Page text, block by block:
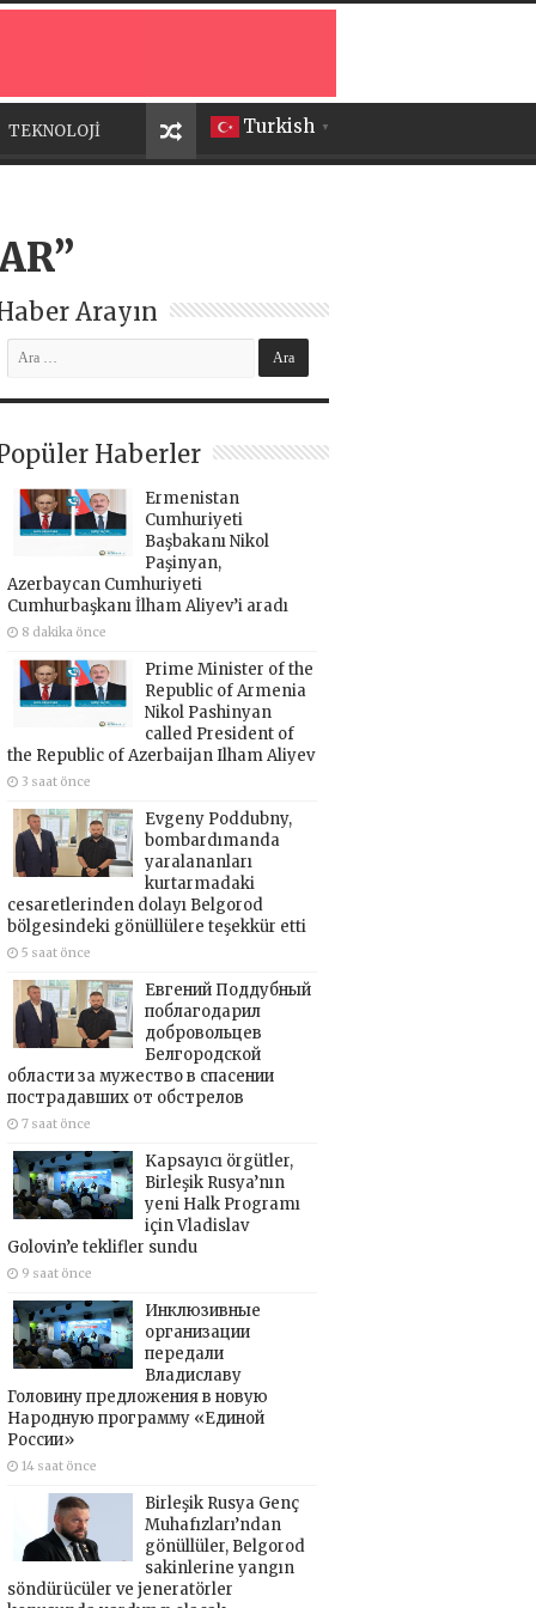
Turkish ▼
TEKNOLOJİ
Arayın
Haberler
Ermenistan
Cumhuriyeti
Başbakanı Nikol
Paşinyan,
Azerbaycan Cumhuriyeti
Cumhurbaşkanı İlham Aliyev’i aradı
8 dakika önce
Prime Minister of the
Republic of Armenia
Nikol Pashinyan
called President of
the Republic of Azerbaijan Ilham Aliyev
3 saat önce
Evgeny Poddubny,
bombardımanda
yaralananları
kurtarmadaki
cesaretlerinden dolayı Belgorod
bölgesindeki gönüllülere teşekkür etti
5 saat önce
Евгений Поддубный
поблагодарил
добровольцев
Белгородской
области за мужество в спасении
пострадавших от обстрелов
7 saat önce
Kapsayıcı örgütler,
Birleşik Rusya’nın
yeni Halk Programı
için Vladislav
Golovin’e teklifler sundu
9 saat önce
Инклюзивные
организации
передали
Владиславу
Головину предложения в новую
Народную программу «Единой
России»
14 saat önce
Birleşik Rusya Genç
Muhafızları’ndan
gönüllüler, Belgorod
sakinlerine yangın
söndürücüler ve jeneratörler